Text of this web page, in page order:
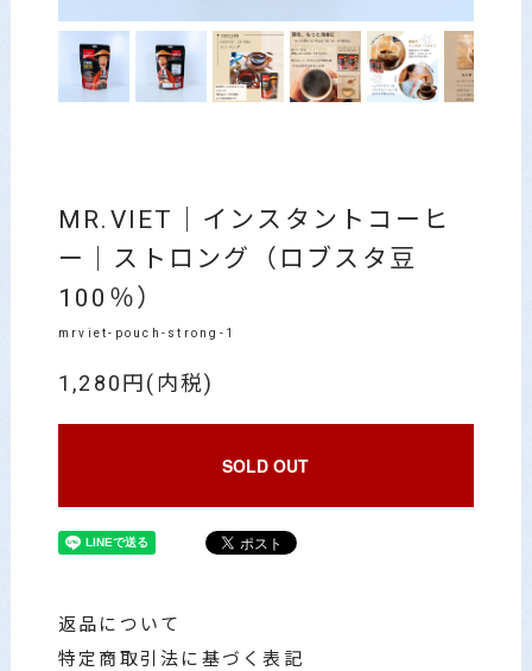
MR.VIET｜インスタントコーヒ
ー｜ストロング（ロブスタ豆
100％）
mrviet-pouch-strong-1
1,280円(内税)
SOLD OUT
返品について
特定商取引法に基づく表記